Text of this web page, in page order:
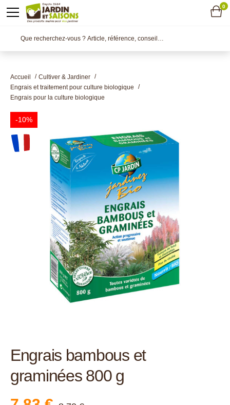
Accueil
Cultiver & Jardiner
Engrais et traitement pour culture biologique
Engrais pour la culture biologique
-10%
Engrais bambous et
graminées 800 g
0